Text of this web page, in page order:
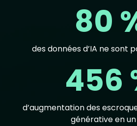
80
des données d’IA ne sont
456
d’augmentation des
générative en un